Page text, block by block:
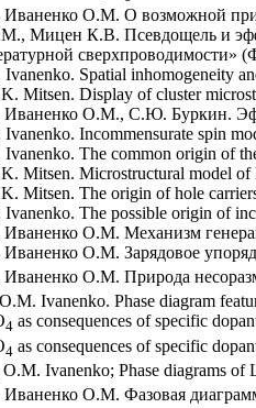
О.М. О возможной
Мицен К.В. Псевдощель и
сверхпроводимости»
Spatial inhomogeneity
Mitsen. Display of cluster
О.М., С.Ю. Буркин.
Incommensurate spin
The common origin of
Mitsen. Microstructural model of
Mitsen. The origin of hole
The possible origin of
О.М. Механизм
О.М. Зарядовое
О.М. Природа
Ivanenko. Phase diagram
4 as consequences of specific
4 as consequences of specific
Ivanenko; Phase diagrams of
О.М. Фазовая